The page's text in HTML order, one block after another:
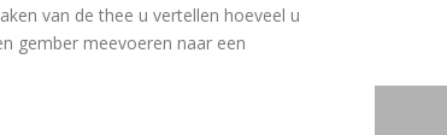
van de thee u vertellen hoeveel u
gember meevoeren naar een